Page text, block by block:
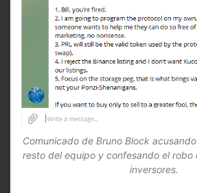
Comunicado de Bruno Block
resto del equipo y confesando el
inversores.